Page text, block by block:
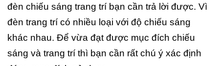
đèn chiếu sáng trang trí bạn cần trả lời được. Vì
đèn trang trí có nhiều loại với độ chiếu sáng
khác nhau. Để vừa đạt được mục đích chiếu
sáng và trang trí thì bạn cần rất chú ý xác định